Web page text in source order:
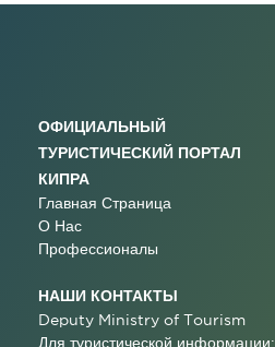
ОФИЦИАЛЬНЫЙ
ТУРИСТИЧЕСКИЙ ПОРТАЛ
КИПРА
Главная Страница
О Нас
Профессионалы
НАШИ КОНТАКТЫ
Deputy Ministry of Tourism
Для туристической информации: